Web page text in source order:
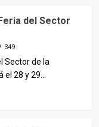
del Sector
349
Sector de la
el 28 y 29...